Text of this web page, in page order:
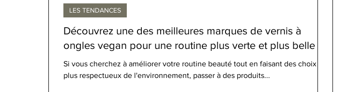
Découvrez une des meilleures marques de vernis à
ongles vegan pour une routine plus verte et plus belle
Si vous cherchez à améliorer votre routine beauté tout en faisant des choix
plus respectueux de l'environnement, passer à des produits...
LES TENDANCES